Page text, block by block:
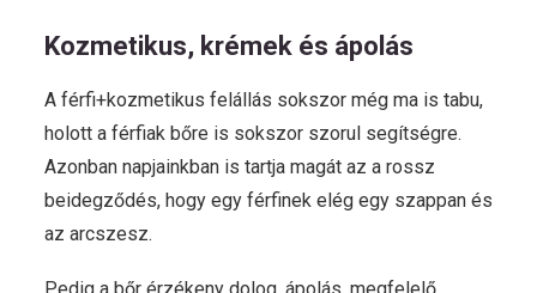
Kozmetikus, krémek és ápolás
A férfi+kozmetikus felállás sokszor még ma is tabu,
holott a férfiak bőre is sokszor szorul segítségre.
Azonban napjainkban is tartja magát az a rossz
beidegződés, hogy egy férfinek elég egy szappan és
az arcszesz.